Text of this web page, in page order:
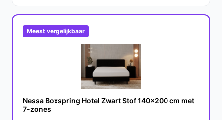
Owen Boxspring meer dan 10 jaar meegaan.
Is dit geschikt voor zware slapers?
ondersteuning voor de meeste slapers.
Wat zijn de belangrijkste verschillen met andere
De combinatie van bonellvering en de extra comfortlaag
maakt dit bed uniek in zijn prijsklasse, terwijl veel
Meest vergelijkbaar
Nessa Boxspring Hotel Zwart Stof 140x200 cm met
7-zones